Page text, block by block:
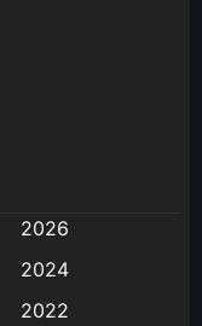
2026
2024
2022